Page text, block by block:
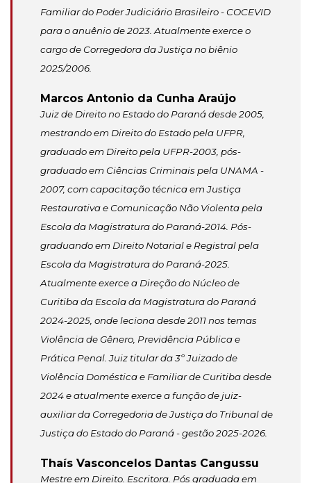
Familiar do Poder Judiciário Brasileiro - COCEVID
para o anuênio de 2023. Atualmente exerce o
cargo de Corregedora da Justiça no biênio
2025/2006.
Marcos Antonio da Cunha Araújo
Juiz de Direito no Estado do Paraná desde 2005,
mestrando em Direito do Estado pela UFPR,
graduado em Direito pela UFPR-2003, pós-
graduado em Ciências Criminais pela UNAMA -
2007, com capacitação técnica em Justiça
Restaurativa e Comunicação Não Violenta pela
Escola da Magistratura do Paraná-2014. Pós-
graduando em Direito Notarial e Registral pela
Escola da Magistratura do Paraná-2025.
Atualmente exerce a Direção do Núcleo de
Curitiba da Escola da Magistratura do Paraná
2024-2025, onde leciona desde 2011 nos temas
Violência de Gênero, Previdência Pública e
Prática Penal. Juiz titular da 3º Juizado de
Violência Doméstica e Familiar de Curitiba desde
2024 e atualmente exerce a função de juiz-
auxiliar da Corregedoria de Justiça do Tribunal de
Justiça do Estado do Paraná - gestão 2025-2026.
Thaís Vasconcelos Dantas Cangussu
Mestre em Direito. Escritora. Pós graduada em